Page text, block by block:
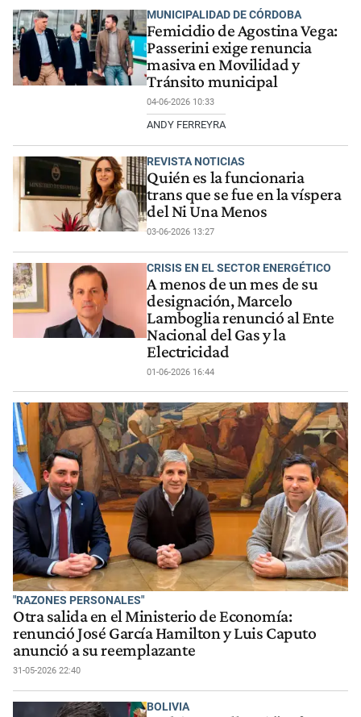
MUNICIPALIDAD DE CÓRDOBA
Femicidio de Agostina Vega:
Passerini exige renuncia
masiva en Movilidad y
Tránsito municipal
04-06-2026 10:33
ANDY FERREYRA
REVISTA NOTICIAS
Quién es la funcionaria
trans que se fue en la víspera
del Ni Una Menos
03-06-2026 13:27
CRISIS EN EL SECTOR ENERGÉTICO
A menos de un mes de su
designación, Marcelo
Lamboglia renunció al Ente
Nacional del Gas y la
Electricidad
01-06-2026 16:44
"RAZONES PERSONALES"
Otra salida en el Ministerio de Economía:
renunció José García Hamilton y Luis Caputo
anunció a su reemplazante
31-05-2026 22:40
BOLIVIA